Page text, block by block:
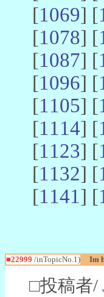
[1069] [
[1078] [
[1087] [
[1096] [
[1105] [
[1114] [
[1123] [
[1132] [
[1141] [
■22999 /inTopicNo.1) Im
□投稿者/